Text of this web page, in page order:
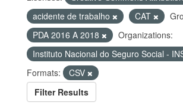
acidente de trabalho
CAT
PDA 2016 A 2018
Organizations:
Instituto Nacional do Seguro Social -
Formats:
CSV
Filter Results